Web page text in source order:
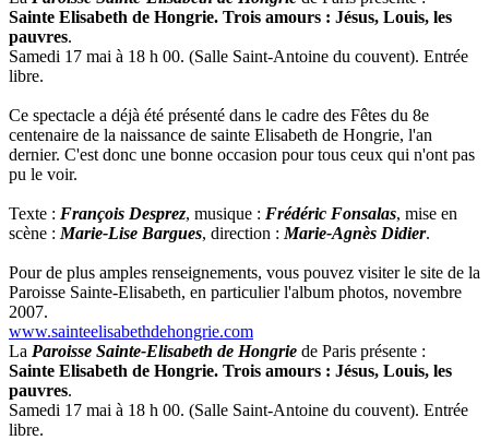
Sainte Elisabeth de Hongrie. Trois amours : Jésus, Louis, les
pauvres.
Samedi 17 mai à 18 h 00. (Salle Saint-Antoine du couvent). Entrée
libre.
Ce spectacle a déjà été présenté dans le cadre des Fêtes du 8e
centenaire de la naissance de sainte Elisabeth de Hongrie, l'an
dernier. C'est donc une bonne occasion pour tous ceux qui n'ont pas
pu le voir.
Texte : François Desprez, musique : Frédéric Fonsalas, mise en
scène : Marie-Lise Bargues, direction : Marie-Agnès Didier.
Pour de plus amples renseignements, vous pouvez visiter le site de la
Paroisse Sainte-Elisabeth, en particulier l'album photos, novembre
2007.
www.sainteelisabethdehongrie.com
La Paroisse Sainte-Elisabeth de Hongrie de Paris présente :
Sainte Elisabeth de Hongrie. Trois amours : Jésus, Louis, les
pauvres.
Samedi 17 mai à 18 h 00. (Salle Saint-Antoine du couvent). Entrée
libre.